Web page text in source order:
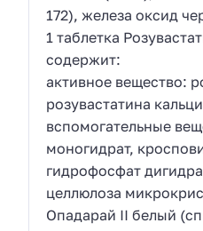
172), железа оксид
1 таблетка
содержит:
активное вещество:
розувастатина
вспомогательные
моногидрат,
гидрофосфат
целлюлоза
Опадарай II белый